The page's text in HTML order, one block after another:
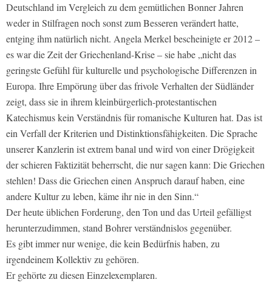
Deutschland im Vergleich zu dem gemütlichen Bonner Jahren
weder in Stilfragen noch sonst zum Besseren verändert hatte,
entging ihm natürlich nicht. Angela Merkel bescheinigte er 2012 –
es war die Zeit der Griechenland-Krise – sie habe „nicht das
geringste Gefühl für kulturelle und psychologische Differenzen in
Europa. Ihre Empörung über das frivole Verhalten der Südländer
zeigt, dass sie in ihrem kleinbürgerlich-protestantischen
Katechismus kein Verständnis für romanische Kulturen hat. Das ist
ein Verfall der Kriterien und Distinktionsfähigkeiten. Die Sprache
unserer Kanzlerin ist extrem banal und wird von einer Drögigkeit
der schieren Faktizität beherrscht, die nur sagen kann: Die Griechen
stehlen! Dass die Griechen einen Anspruch darauf haben, eine
andere Kultur zu leben, käme ihr nie in den Sinn.“
Der heute üblichen Forderung, den Ton und das Urteil gefälligst
herunterzudimmen, stand Bohrer verständnislos gegenüber.
Es gibt immer nur wenige, die kein Bedürfnis haben, zu
irgendeinem Kollektiv zu gehören.
Er gehörte zu diesen Einzelexemplaren.